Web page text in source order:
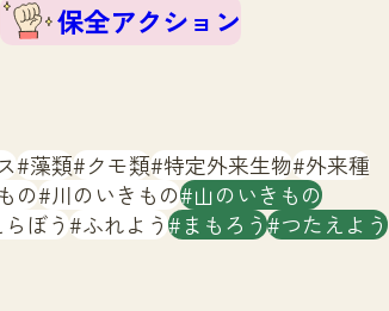
保全アクション
藻類 クモ類 特定外来生物 外来種
の 川のいきもの 山のいきもの
らぼう ふれよう まもろう つたえよう